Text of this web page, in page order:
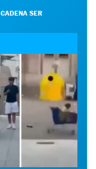
CADENA SER